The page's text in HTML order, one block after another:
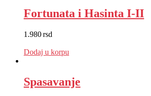
Fortunata i Hasinta I-II
1.980rsd
Dodaj u korpu
Spasavanje